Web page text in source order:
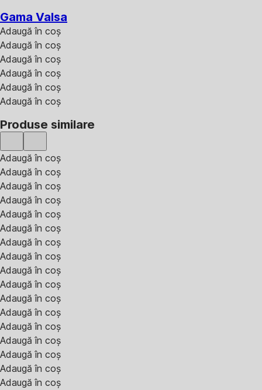
Gama Valsa
Adaugă în coș
Adaugă în coș
Adaugă în coș
Adaugă în coș
Adaugă în coș
Adaugă în coș
Produse similare
Adaugă în coș
Adaugă în coș
Adaugă în coș
Adaugă în coș
Adaugă în coș
Adaugă în coș
Adaugă în coș
Adaugă în coș
Adaugă în coș
Adaugă în coș
Adaugă în coș
Adaugă în coș
Adaugă în coș
Adaugă în coș
Adaugă în coș
Adaugă în coș
Adaugă în coș